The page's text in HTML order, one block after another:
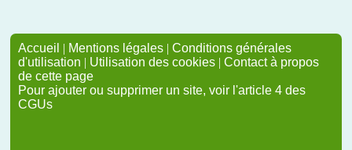
Accueil | Mentions légales | Conditions générales
d'utilisation | Utilisation des cookies | Contact à propos
de cette page
Pour ajouter ou supprimer un site, voir l'article 4 des
CGUs